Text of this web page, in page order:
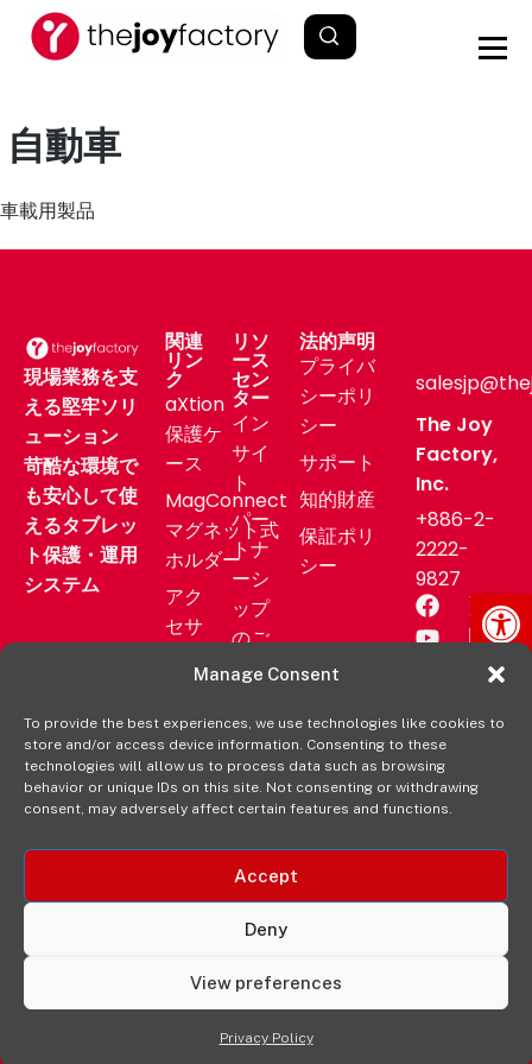
Manage Consent
To provide the best experiences, we use technologies like cookies to
store and/or access device information. Consenting to these
technologies will allow us to process data such as browsing
behavior or unique IDs on this site. Not consenting or withdrawing
consent, may adversely affect certain features and functions.
Accept
Deny
View preferences
Privacy Policy
自動車
車載用製品
現場業務を支
える堅牢ソリ
ューション
苛酷な環境で
も安心して使
えるタブレッ
ト保護・運用
システム
関連
リン
ク
aXtion
保護ケ
ース
MagConnect
マグネット式
ホルダー
アク
セサ
用製
品
aXtion
の各製
品を購
リソ
ース
セン
ター
イン
サイ
ト
パー
トナ
ーシ
ップ
のご
相談
ート
ニュ
ース
販売
元
法的声明
プライバ
シーポリ
シー
サポート
知的財産
保証ポリ
シー
The Joy
Factory,
Inc.
+886-2-
2222-
9827
© 2025 The Joy Factory.無断複写・転載を禁じます。